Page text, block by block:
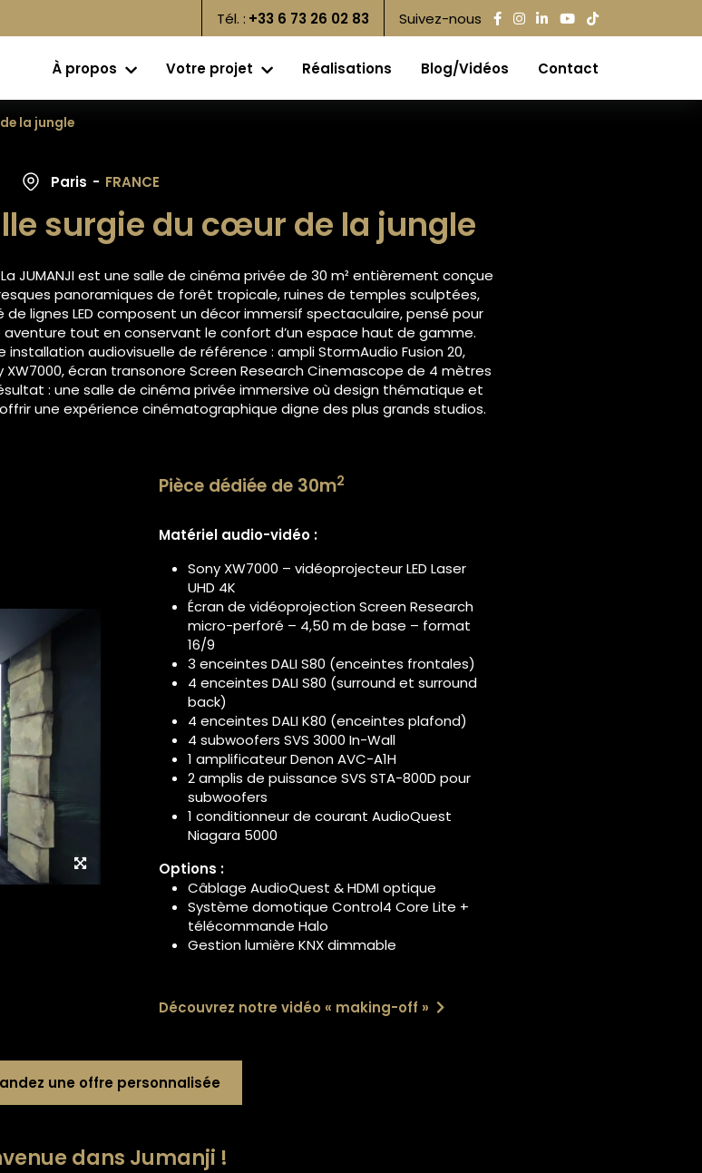
Tél. : +33 6 73 26 02 83 Suivez-nous
À propos Votre projet Réalisations Blog/Vidéos Contact
la jungle
Paris - FRANCE
surgie du cœur de la jungle
JUMANJI est une salle de cinéma privée de 30 m² entièrement conçue
panoramiques de forêt tropicale, ruines de temples sculptées,
lignes LED composent un décor immersif spectaculaire, pensé pour
tout en conservant le confort d’un espace haut de gamme.
audiovisuelle de référence : ampli StormAudio Fusion 20,
écran transonore Screen Research Cinemascope de 4 mètres
: une salle de cinéma privée immersive où design thématique et
une expérience cinématographique digne des plus grands studios.
Pièce dédiée de 30m2
Matériel audio-vidéo :
Sony XW7000 – vidéoprojecteur LED Laser
UHD 4K
Écran de vidéoprojectionScreen Research
micro-perforé – 4,50 m de base – format
16/9
3 enceintes DALI S80 (enceintes frontales)
4 enceintes DALI S80 (surround et surround
back)
4 enceintes DALI K80 (enceintes plafond)
4 subwoofers SVS 3000 In-Wall
1 amplificateur Denon AVC-A1H
2 amplis de puissance SVS STA-800D pour
subwoofers
1 conditionneur de courant AudioQuest
Niagara 5000
Options :
CâblageAudioQuest & HDMI optique
Système domotique Control4 Core Lite +
télécommande Halo
Gestion lumière KNX dimmable
Découvrez notre vidéo « making-off »
une offre personnalisée
dans Jumanji !